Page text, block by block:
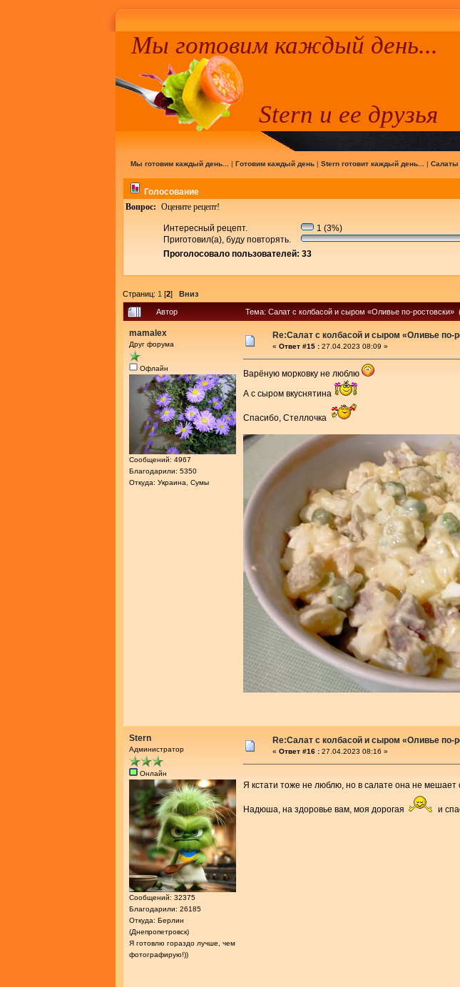
Мы готовим каждый день...
Stern и ее друзья
Мы готовим каждый день... | Готовим каждый день| Stern готовит каждый день... | Салаты
Голосование
Вопрос: Оцените рецепт!
Интересный рецепт.
1 (3%)
Приготовил(а), буду повторять.
Проголосовало пользователей: 33
Страниц: 1 [2] Вниз
Автор Тема: Салат с колбасой и сыром «Оливье по-ростовски»
mamalex
Друг форума
Офлайн
Сообщений: 4967
Благодарили: 5350
Откуда: Украина, Сумы
Re:Салат с колбасой и сыром «Оливье по-
« Ответ #15 : 27.04.2023 08:09 »
Варёную морковку не люблю
А с сыром вкуснятина
Спасибо, Стеллочка
Stern
Администратор
Онлайн
Сообщений: 32375
Благодарили: 26185
Откуда: Берлин
(Днепропетровск)
Я готовлю гораздо лучше, чем
фотографирую!))
Re:Салат с колбасой и сыром «Оливье по-
« Ответ #16 : 27.04.2023 08:16 »
Я кстати тоже не люблю, но в салате она не мешает
Надюша, на здоровье вам, моя дорогая и